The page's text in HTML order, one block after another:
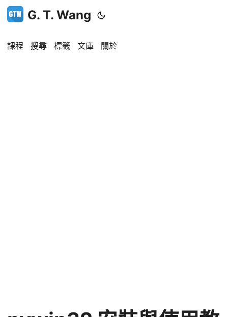
G. T. Wang
課程 搜尋 標籤 文庫 關於